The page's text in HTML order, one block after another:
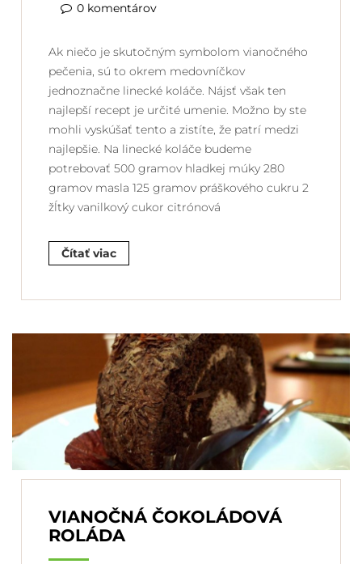
0 komentárov
Ak niečo je skutočným symbolom vianočného
pečenia, sú to okrem medovníčkov
jednoznačne linecké koláče. Nájsť však ten
najlepší recept je určité umenie. Možno by ste
mohli vyskúšať tento a zistíte, že patrí medzi
najlepšie. Na linecké koláče budeme
potrebovať 500 gramov hladkej múky 280
gramov masla 125 gramov práškového cukru 2
žĺtky vanilkový cukor citrónová
Čítať viac
VIANOČNÁ ČOKOLÁDOVÁ
ROLÁDA